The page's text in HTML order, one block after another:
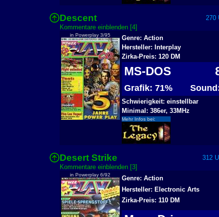
Descent
270
Kommentare einblenden [4]
in Powerplay 3/95
Genre: Action
Hersteller: Interplay
Zirka-Preis: 120 DM
MS-DOS
Grafik: 71%
Schwierigkeit: einstellbar
Minimal: 386er, 33MHz
Mehr Infos bei:
Desert Strike
312
Kommentare einblenden [3]
in Powerplay 6/92
Genre: Action
Hersteller: Electronic Arts
Zirka-Preis: 110 DM